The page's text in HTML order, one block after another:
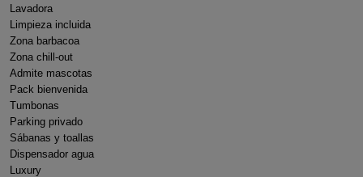
Lavadora
Limpieza incluida
Zona barbacoa
Zona chill-out
Admite mascotas
Pack bienvenida
Tumbonas
Parking privado
Sábanas y toallas
Dispensador agua
Luxury